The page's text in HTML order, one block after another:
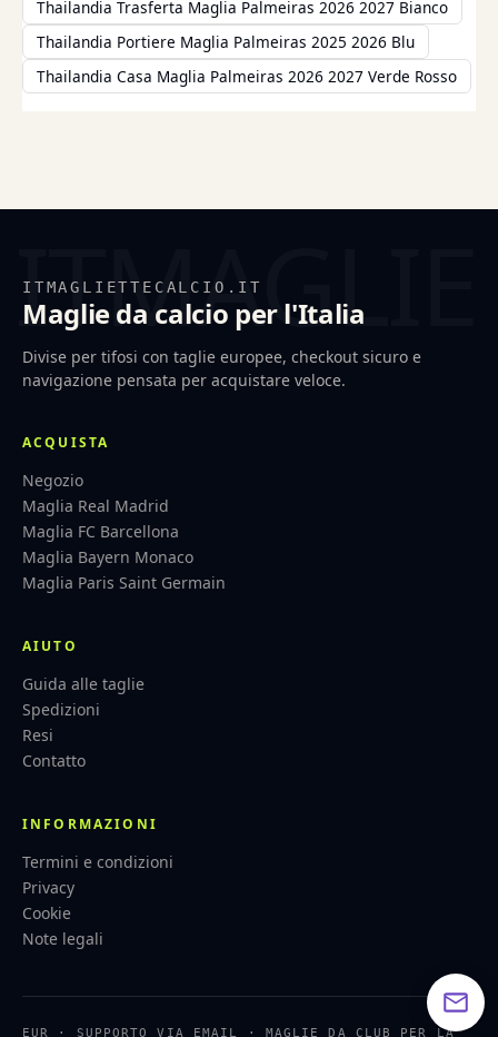
Thailandia Trasferta Maglia Palmeiras 2026 2027 Bianco
Thailandia Portiere Maglia Palmeiras 2025 2026 Blu
Thailandia Casa Maglia Palmeiras 2026 2027 Verde Rosso
ITMAGLIETTECALCIO.IT
Maglie da calcio per l'Italia
Divise per tifosi con taglie europee, checkout sicuro e
navigazione pensata per acquistare veloce.
ACQUISTA
Negozio
Maglia Real Madrid
Maglia FC Barcellona
Maglia Bayern Monaco
Maglia Paris Saint Germain
AIUTO
Guida alle taglie
Spedizioni
Resi
Contatto
INFORMAZIONI
Termini e condizioni
Privacy
Cookie
Note legali
EUR · SUPPORTO VIA EMAIL · MAGLIE DA CLUB PER LA